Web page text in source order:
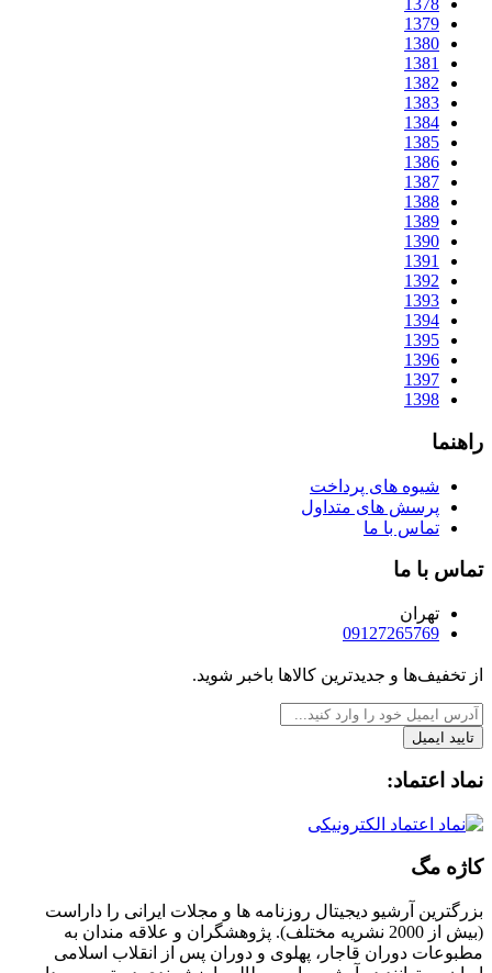
1378
1379
1380
1381
1382
1383
1384
1385
1386
1387
1388
1389
1390
1391
1392
1393
1394
1395
1396
1397
1398
راهنما
شیوه های پرداخت
پرسش های متداول
تماس با ما
تماس با ما
تهران
09127265769
از تخفیف‌ها و جدیدترین‌ کالاها باخبر شوید.
تایید ایمیل
نماد اعتماد:
کاژه مگ
بزرگترین آرشیو دیجیتال روزنامه ها و مجلات ایرانی را داراست
(بیش از 2000 نشریه مختلف). پژوهشگران و علاقه مندان به
مطبوعات دوران قاجار، پهلوی و دوران پس از انقلاب اسلامی